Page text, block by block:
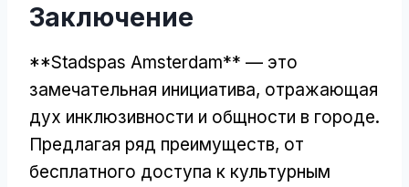
Заключение
**Stadspas Amsterdam** — это
замечательная инициатива, отражающая
дух инклюзивности и общности в городе.
Предлагая ряд преимуществ, от
бесплатного доступа к культурным